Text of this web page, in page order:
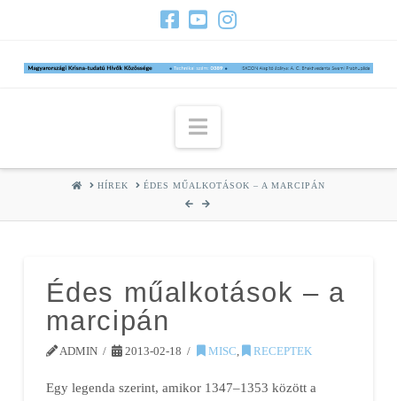
Navigation
HOMEHÍREK ÉDES MŰALKOTÁSOK – A MARCIPÁN
Édes műalkotások – a
marcipán
ADMIN 2013-02-18 MISC RECEPTEK
Egy legenda szerint, amikor 1347–1353 között a